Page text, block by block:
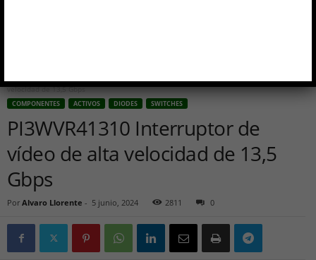
velocidad de 13,5 Gbps
COMPONENTES ACTIVOS DIODES SWITCHES
PI3WVR41310 Interruptor de
vídeo de alta velocidad de 13,5
Gbps
Por Alvaro Llorente - 5 junio, 2024 2811 0